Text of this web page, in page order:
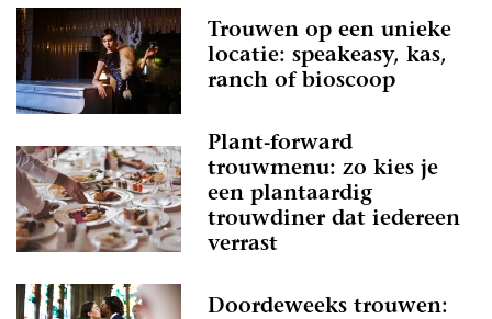
Trouwen op een unieke
locatie: speakeasy, kas,
ranch of bioscoop
Plant-forward
trouwmenu: zo kies je
een plantaardig
trouwdiner dat iedereen
verrast
Doordeweeks trouwen: